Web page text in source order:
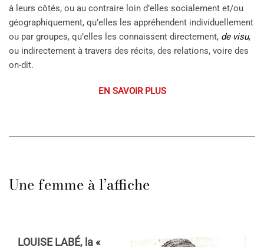
à leurs côtés, ou au contraire loin d’elles socialement et/ou
géographiquement, qu’elles les appréhendent individuellement
ou par groupes, qu’elles les connaissent directement, de visu,
ou indirectement à travers des récits, des relations, voire des
on-dit.
EN SAVOIR PLUS
Une femme à l’affiche
LOUISE LABÉ, la «